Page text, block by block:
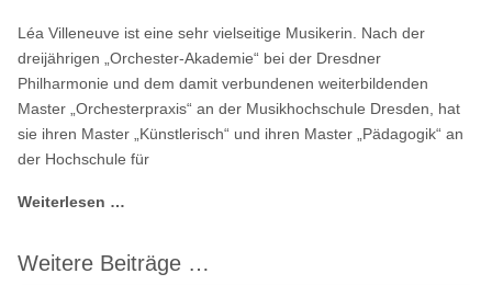
Léa Villeneuve ist eine sehr vielseitige Musikerin. Nach der
dreijährigen „Orchester-Akademie“ bei der Dresdner
Philharmonie und dem damit verbundenen weiterbildenden
Master „Orchesterpraxis“ an der Musikhochschule Dresden, hat
sie ihren Master „Künstlerisch“ und ihren Master „Pädagogik“ an
der Hochschule für
Weiterlesen …
Weitere Beiträge …